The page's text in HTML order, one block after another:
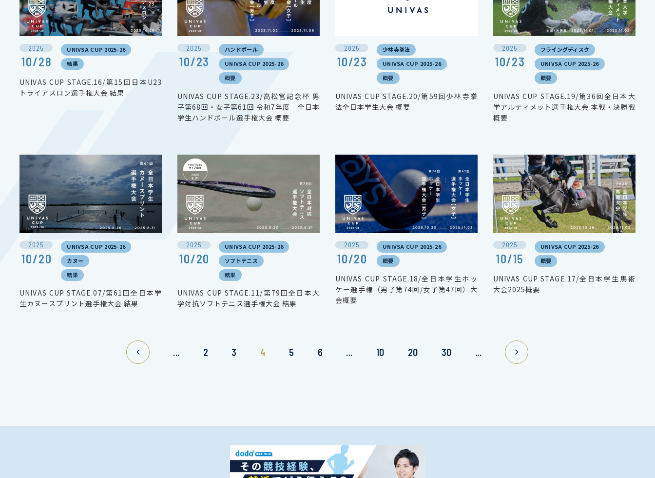
2025
10/28
UNIVSA CUP 2025-26
結果
UNIVAS CUP STAGE.16/第15回日本U23
トライアスロン選手権大会 結果
2025
10/23
ハンドボール
UNIVSA CUP 2025-26
概要
UNIVAS CUP STAGE.23/高松宮記念杯 男
子第68回・女子第61回 令和7年度 全日本
学生ハンドボール選手権大会 概要
2025
10/23
少林寺拳法
UNIVSA CUP 2025-26
概要
UNIVAS CUP STAGE.20/第59回少林寺拳
法全日本学生大会 概要
2025
10/23
フライングディスク
UNIVSA CUP 2025-26
概要
UNIVAS CUP STAGE.19/第36回全日本大
学アルティメット選手権大会 本戦・決勝戦
概要
2025
10/20
UNIVSA CUP 2025-26
カヌー
結果
UNIVAS CUP STAGE.07/第61回全日本学
生カヌースプリント選手権大会 結果
2025
10/20
UNIVSA CUP 2025-26
ソフトテニス
結果
UNIVAS CUP STAGE.11/第79回全日本大
学対抗ソフトテニス選手権大会 結果
2025
10/20
UNIVSA CUP 2025-26
概要
UNIVAS CUP STAGE.18/全日本学生ホッ
ケー選手権（男子第74回/女子第47回）大
会概要
2025
10/15
UNIVSA CUP 2025-26
概要
UNIVAS CUP STAGE.17/全日本学生馬術
大会2025概要
... 2 3 4 5 6 ... 10 20 30 ...